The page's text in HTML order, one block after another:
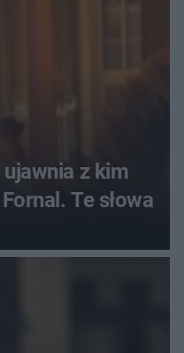
z kim
Te słowa